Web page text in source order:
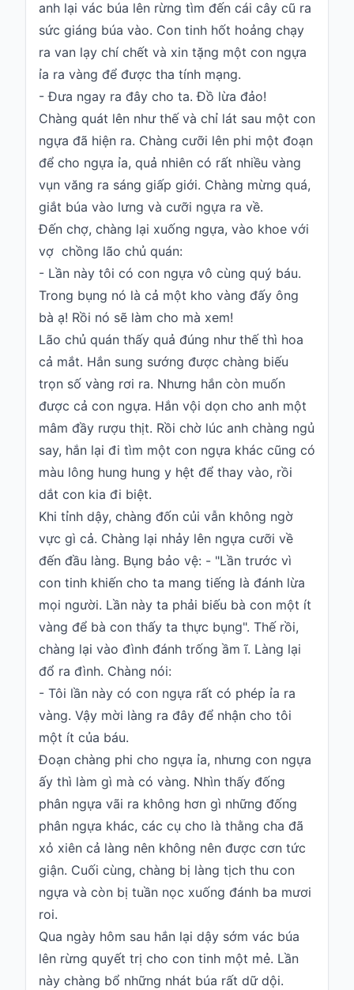
anh lại vác búa lên rừng tìm đến cái cây cũ ra
sức giáng búa vào. Con tinh hốt hoảng chạy
ra van lạy chí chết và xin tặng một con ngựa
ỉa ra vàng để được tha tính mạng.
- Đưa ngay ra đây cho ta. Đồ lừa đảo!
Chàng quát lên như thế và chỉ lát sau một con
ngựa đã hiện ra. Chàng cưỡi lên phi một đoạn
để cho ngựa ỉa, quả nhiên có rất nhiều vàng
vụn văng ra sáng giấp giới. Chàng mừng quá,
giắt búa vào lưng và cưỡi ngựa ra về.
Đến chợ, chàng lại xuống ngựa, vào khoe với
vợ chồng lão chủ quán:
- Lần này tôi có con ngựa vô cùng quý báu.
Trong bụng nó là cả một kho vàng đấy ông
bà ạ! Rồi nó sẽ làm cho mà xem!
Lão chủ quán thấy quả đúng như thế thì hoa
cả mắt. Hắn sung sướng được chàng biếu
trọn số vàng rơi ra. Nhưng hắn còn muốn
được cả con ngựa. Hắn vội dọn cho anh một
mâm đầy rượu thịt. Rồi chờ lúc anh chàng ngủ
say, hắn lại đi tìm một con ngựa khác cũng có
màu lông hung hung y hệt để thay vào, rồi
dắt con kia đi biệt.
Khi tỉnh dậy, chàng đốn củi vẫn không ngờ
vực gì cả. Chàng lại nhảy lên ngựa cưỡi về
đến đầu làng. Bụng bảo vệ: - "Lần trước vì
con tinh khiến cho ta mang tiếng là đánh lừa
mọi người. Lần này ta phải biếu bà con một ít
vàng để bà con thấy ta thực bụng". Thế rồi,
chàng lại vào đình đánh trống ầm ĩ. Làng lại
đổ ra đình. Chàng nói:
- Tôi lần này có con ngựa rất có phép ỉa ra
vàng. Vậy mời làng ra đây để nhận cho tôi
một ít của báu.
Đoạn chàng phi cho ngựa ỉa, nhưng con ngựa
ấy thì làm gì mà có vàng. Nhìn thấy đống
phân ngựa vãi ra không hơn gì những đống
phân ngựa khác, các cụ cho là thằng cha đã
xỏ xiên cả làng nên không nên được cơn tức
giận. Cuối cùng, chàng bị làng tịch thu con
ngựa và còn bị tuần nọc xuống đánh ba mươi
roi.
Qua ngày hôm sau hắn lại dậy sớm vác búa
lên rừng quyết trị cho con tinh một mẻ. Lần
này chàng bổ những nhát búa rất dữ dội.